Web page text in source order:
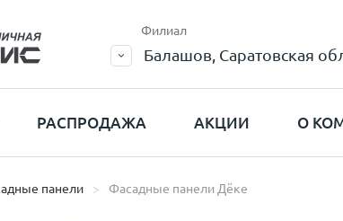
Филиал
Балашов, Саратовская
РАСПРОДАЖА АКЦИИ О
панели Фасадные панели Дёке